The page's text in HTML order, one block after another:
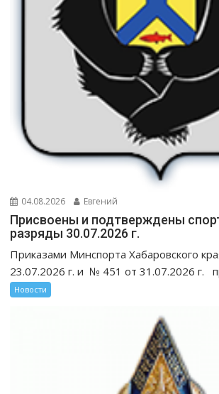
04.08.2026 Евгений
Присвоены и подтверждены
разряды 30.07.2026 г.
Приказами Минспорта Хабаровского
23.07.2026 г. и № 451 от 31.07.2026 г.
Новости